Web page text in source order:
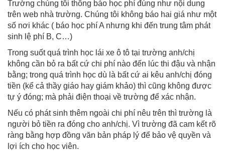
Trường chúng tôi thông báo học phí đúng như nội dung
trên web nhà trường. Chúng tôi không báo hai giá như một
số nơi khác ( báo học phí A nhưng khi đến trung tâm phát
sinh lệ phí B, C…)
Trong suốt quá trình học lái xe ô tô tại trường anh/chị
không cần bỏ ra bất cứ chi phí nào đến lúc thi đậu và nhận
bằng; trong quá trình học dù là bất cứ ai kêu anh/chị đóng
tiền (kể cả thầy giáo hay giám khảo) thì cũng không được
tự ý đóng; mà phải điện thoại về trường để xác nhận.
Nếu có phát sinh thêm ngoài chi phí nêu trên thì trường là
người bỏ tiền ra đóng cho anh/chị. Vì trường đã cam kết rõ
ràng bằng hợp đồng văn bản pháp lý để bảo vệ quyền và
lợi ích cho học viên.